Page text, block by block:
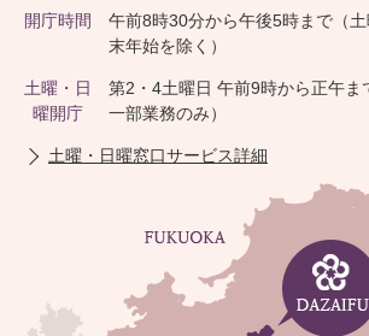
開庁時間
午前8時30分から午後5時まで（
末年始を除く）
土曜・日
曜開庁
第2・4土曜日 午前9時から正午ま
一部業務のみ）
土曜・日曜窓口サービス詳細